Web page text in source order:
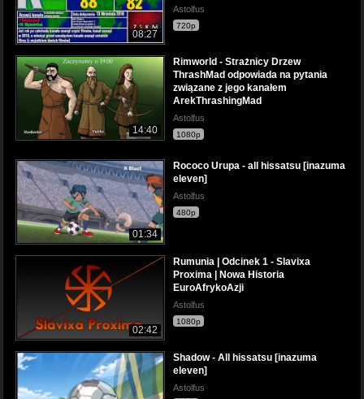
08:27
Astolfus
720p
14:40
Rimworld - Strażnicy Drzew
ThrashMad odpowiada na pytania
związane z jego kanałem
ArekThrashingMad
Astolfus
1080p
01:34
Rococo Urupa - all hissatsu [inazuma
eleven]
Astolfus
480p
02:42
Rumunia | Odcinek 1 - Slavixa
Proxima | Nowa Historia
EuroAfrykoAzji
Astolfus
1080p
Shadow - All hissatsu [inazuma
eleven]
Astolfus